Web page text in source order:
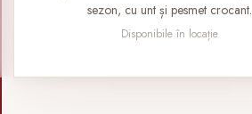
sezon, cu unt și pesmet crocant.
Disponibile în locație